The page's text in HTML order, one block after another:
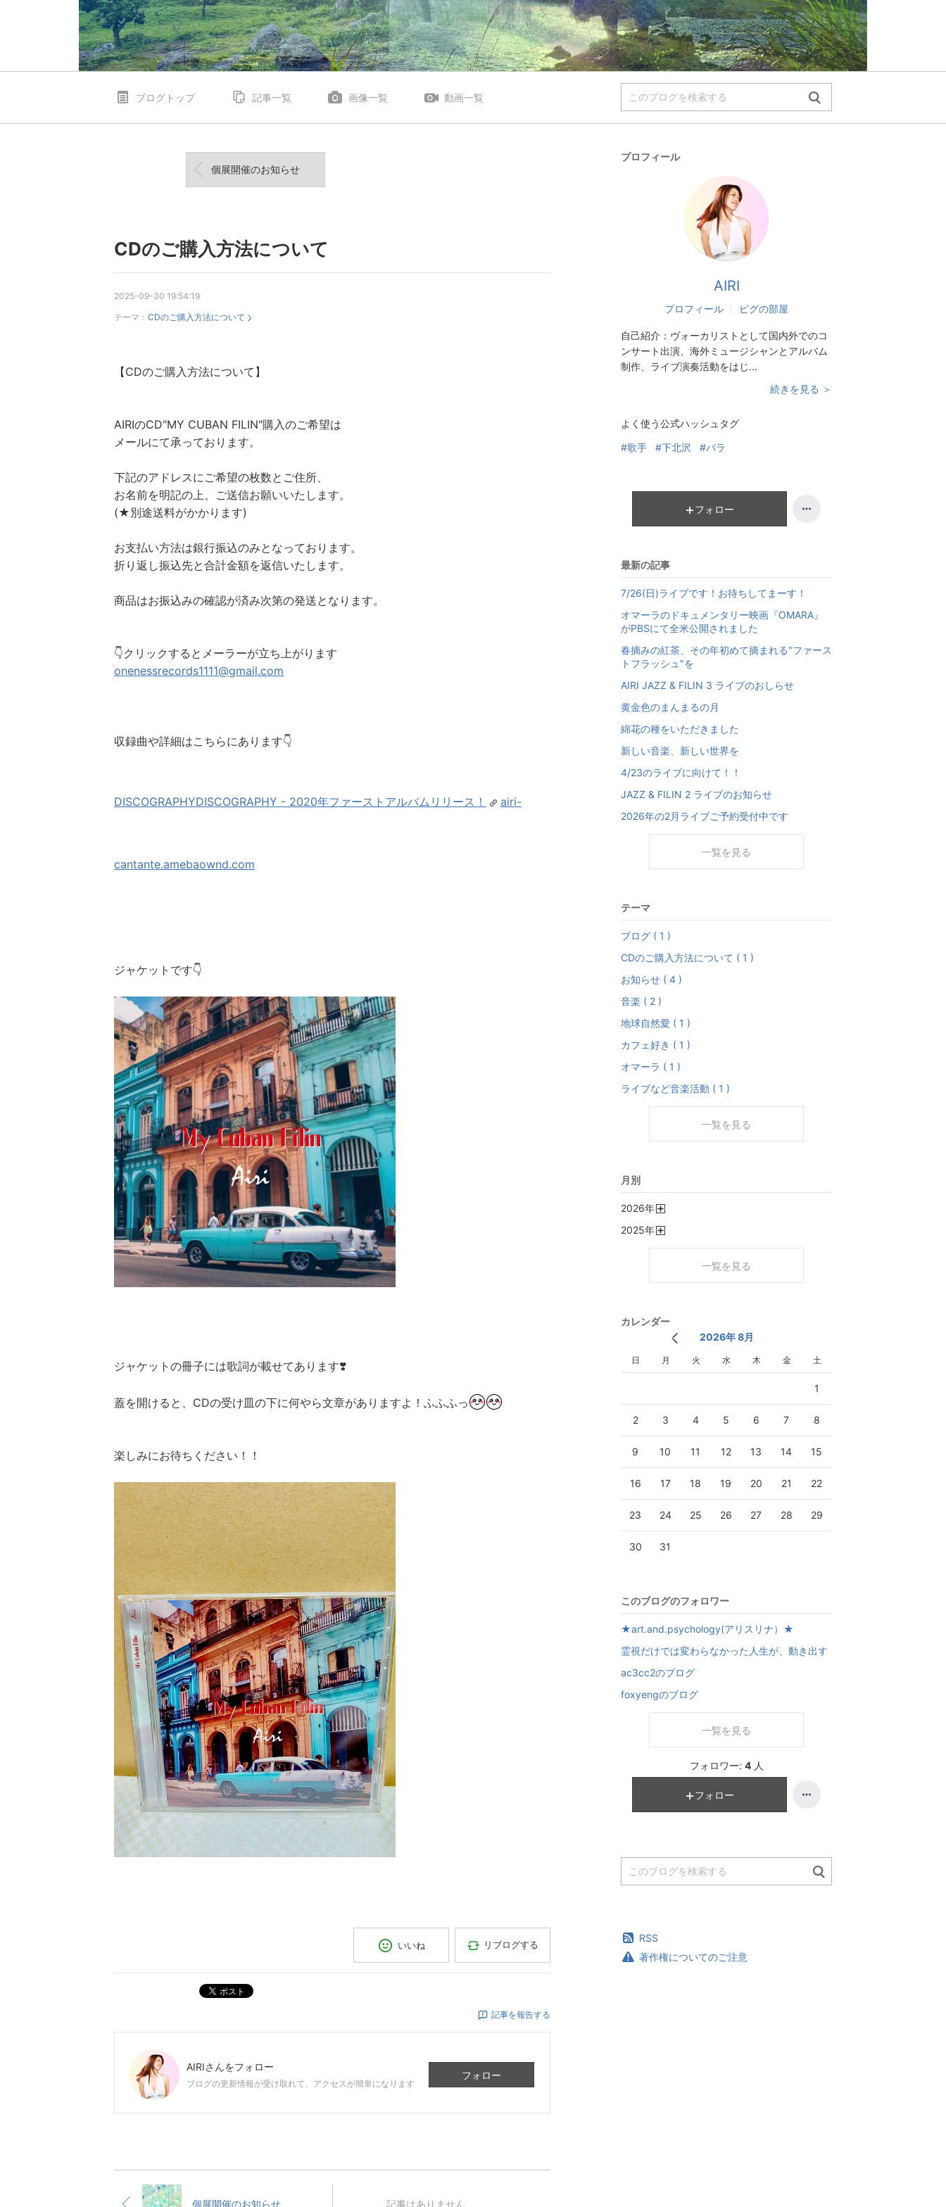
ブログトップ 記事一覧 画像一覧 動画一覧
個展開催のお知らせ
CDのご購入方法について
2025-09-30 19:54:19
テーマ： CDのご購入方法について
【CDのご購入方法について】
AIRIのCD"MY CUBAN FILIN"購入のご希望は
メールにて承っております。
下記のアドレスにご希望の枚数とご住所、
お名前を明記の上、ご送信お願いいたします。
(★別途送料がかかります)
お支払い方法は銀行振込のみとなっております。
折り返し振込先と合計金額を返信いたします。
商品はお振込みの確認が済み次第の発送となります。
👇クリックするとメーラーが立ち上がります
onenessrecords1111@gmail.com
収録曲や詳細はこちらにあります👇
DISCOGRAPHYDISCOGRAPHY - 2020年ファーストアルバムリリース！ airi-
cantante.amebaownd.com
ジャケットです👇
ジャケットの冊子には歌詞が載せてあります❣️
蓋を開けると、CDの受け皿の下に何やら文章がありますよ！ふふふっ
楽しみにお待ちください！！
いいね リブログする
ポスト
記事を報告する
AIRIさんをフォロー
ブログの更新情報が受け取れて、アクセスが簡単になります
フォロー
個展開催のお知らせ 記事はありません
プロフィール
AIRI
プロフィール ピグの部屋
自己紹介： ヴォーカリストとして国内外でのコ
ンサート出演、海外ミュージシャンとアルバム
制作、ライブ演奏活動をはじ...
続きを見る ＞
よく使う公式ハッシュタグ
#歌手 #下北沢 #バラ
フォロー
最新の記事
7/26(日)ライブです！お待ちしてまーす！
オマーラのドキュメンタリー映画『OMARA』
がPBSにて全米公開されました
春摘みの紅茶、その年初めて摘まれる"ファース
トフラッシュ"を
AIRI JAZZ & FILIN 3 ライブのおしらせ
黄金色のまんまるの月
綿花の種をいただきました
新しい音楽、新しい世界を
4/23のライブに向けて！！
JAZZ & FILIN 2 ライブのお知らせ
2026年の2月ライブご予約受付中です
一覧を見る
テーマ
ブログ ( 1 )
CDのご購入方法について ( 1 )
お知らせ ( 4 )
音楽 ( 2 )
地球自然愛 ( 1 )
カフェ好き ( 1 )
オマーラ ( 1 )
ライブなど音楽活動 ( 1 )
一覧を見る
月別
2026年
2025年
一覧を見る
カレンダー
2026年 8月
日 月 火 水 木 金 土
1
2 3 4 5 6 7 8
9 10 11 12 13 14 15
16 17 18 19 20 21 22
23 24 25 26 27 28 29
30 31
このブログのフォロワー
★art.and.psychology(アリスリナ）★
霊視だけでは変わらなかった人生が、動き出す
ac3cc2のブログ
foxyengのブログ
一覧を見る
フォロワー: 4 人
フォロー
RSS
著作権についてのご注意